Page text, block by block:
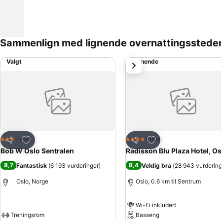
Sammenlign med lignende
Valgt
Del
Legg til i favoritter
3 Stjerner
Hotell
Bob W Oslo Sentralen
8,7 Fantastisk (6 193 vurderinger)
Oslo, Norge
Treningsrom
Lignende
Del
Legg til i favoritter
4 StjernerHotell
Radisson Blu Plaza Hotel,
8,4 Veldig bra (28 943
Oslo, 0.6 km til Sentrum
Wi-Fi inkludert
Basseng
Neste